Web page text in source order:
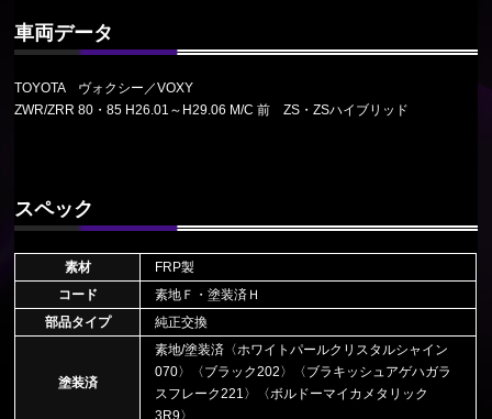
車両データ
TOYOTA ヴォクシー／VOXY
ZWR/ZRR 80・85 H26.01～H29.06 M/C 前 ZS・ZSハイブリッド
スペック
素材
FRP製
コード
素地Ｆ・塗装済Ｈ
部品タイプ
純正交換
塗装済
素地/塗装済〈ホワイトパールクリスタルシャイン
070〉〈ブラック202〉〈ブラキッシュアゲハガラ
スフレーク221〉〈ボルドーマイカメタリック
3R9〉